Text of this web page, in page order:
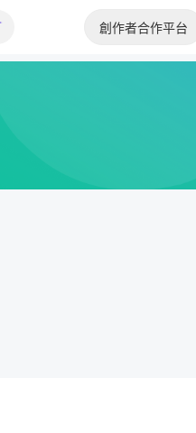
創作者合作平台